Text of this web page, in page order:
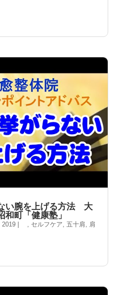
い腕を上げる方法 大
和町「健康塾」
2019| セルフケア 五十肩
肩